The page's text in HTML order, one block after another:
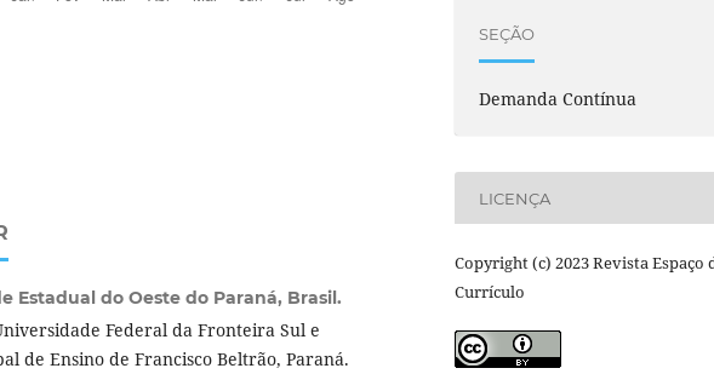
Estadual do Oeste do Paraná, Brasil.
Federal da Fronteira Sul e
de Ensino de Francisco Beltrão, Paraná.
SEÇÃO
Demanda Contínua
LICENÇA
Copyright (c) 2023 Revista Espaço
Currículo